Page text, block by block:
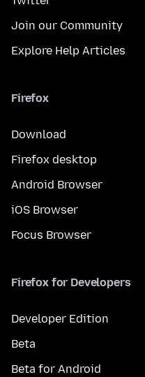
Join our Community
Explore Help Articles
Firefox
Download
Firefox desktop
Android Browser
iOS Browser
Focus Browser
Firefox for Developers
Developer Edition
Beta
Beta for Android